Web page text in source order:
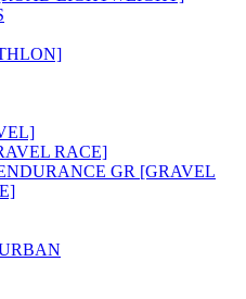
RACE]
GR [GRAVEL